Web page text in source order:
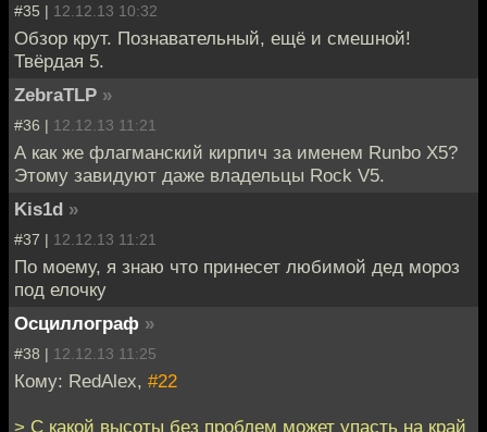
#35 | 12.12.13 10:32
Обзор крут. Познавательный, ещё и смешной!
Твёрдая 5.
ZebraTLP »
#36 | 12.12.13 11:21
А как же флагманский кирпич за именем Runbo X5?
Этому завидуют даже владельцы Rock V5.
Kis1d »
#37 | 12.12.13 11:21
По моему, я знаю что принесет любимой дед мороз
под елочку
Осциллограф »
#38 | 12.12.13 11:25
Кому: RedAlex, #22
> С какой высоты без проблем может упасть на край